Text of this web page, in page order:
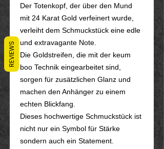
Der Totenkopf, der über den Mund
mit 24 Karat Gold verfeinert wurde,
verleiht dem Schmuckstück eine edle
und extravagante Note.
Die Goldstreifen, die mit der keum
boo Technik eingearbeitet sind,
sorgen für zusätzlichen Glanz und
machen den Anhänger zu einem
echten Blickfang.
Dieses hochwertige Schmuckstück ist
nicht nur ein Symbol für Stärke
sondern auch ein Statement.
REVIEWS